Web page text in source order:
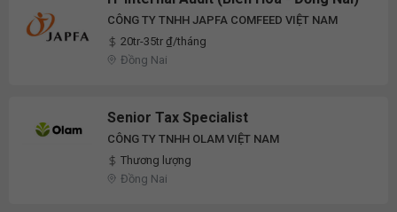
CÔNG TY TNHH JAPFA COMFEED VIỆT NAM
20tr-35tr ₫/tháng
Đồng Nai
Senior Tax Specialist
CÔNG TY TNHH OLAM VIỆT NAM
Thương lượng
Đồng Nai